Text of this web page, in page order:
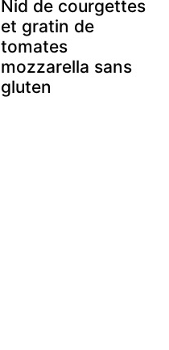
Nid de courgettes
et gratin de
tomates
mozzarella sans
gluten